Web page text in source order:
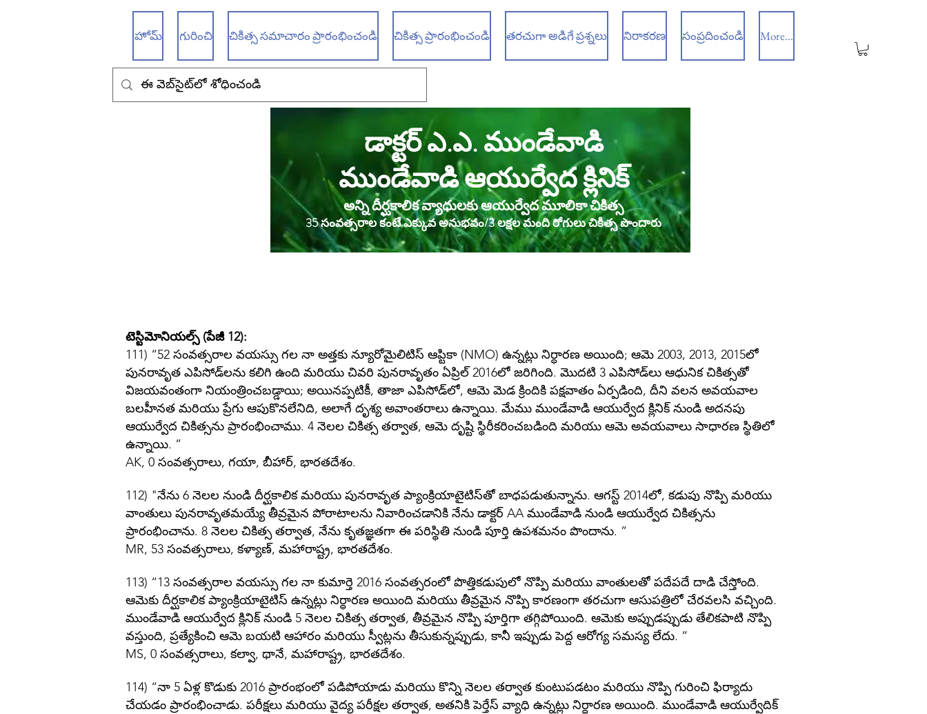
హోమ్ గురించి చికిత్స సమాచారం ప్రారంభించండి చికిత్స ప్రారంభించండి తరచుగా అడిగే ప్రశ్నలు నిరాకరణ సంప్రదించండి More...
డాక్టర్ ఎ.ఎ. ముండేవాడి
ముండేవాడి ఆయుర్వేద క్లినిక్
అన్ని దీర్ఘకాలిక వ్యాధులకు ఆయుర్వేద మూలికా చికిత్స
35 సంవత్సరాల కంటే ఎక్కువ అనుభవం/3 లక్షల మంది రోగులు చికిత్స పొందారు
టెస్టిమోనియల్స్ (పేజీ 12):
111) “52 సంవత్సరాల వయస్సు గల నా అత్తకు న్యూరోమైలిటిస్ ఆప్టికా (NMO) ఉన్నట్లు నిర్ధారణ అయింది; ఆమె 2003, 2013, 2015లో
పునరావృత ఎపిసోడ్‌లను కలిగి ఉంది మరియు చివరి పునరావృతం ఏప్రిల్ 2016లో జరిగింది. మొదటి 3 ఎపిసోడ్‌లు ఆధునిక చికిత్సతో
విజయవంతంగా నియంత్రించబడ్డాయి; అయినప్పటికీ, తాజా ఎపిసోడ్‌లో, ఆమె మెడ క్రిందికి పక్షవాతం ఏర్పడింది, దీని వలన అవయవాల
బలహీనత మరియు ప్రేగు ఆపుకొనలేనిది, అలాగే దృశ్య అవాంతరాలు ఉన్నాయి. మేము ముండేవాడి ఆయుర్వేద క్లినిక్ నుండి అదనపు
ఆయుర్వేద చికిత్సను ప్రారంభించాము. 4 నెలల చికిత్స తర్వాత, ఆమె దృష్టి స్థిరీకరించబడింది మరియు ఆమె అవయవాలు సాధారణ స్థితిలో
ఉన్నాయి. ”
AK, 0 సంవత్సరాలు, గయా, బీహార్, భారతదేశం.
112) "నేను 6 నెలల నుండి దీర్ఘకాలిక మరియు పునరావృత ప్యాంక్రియాటైటిస్‌తో బాధపడుతున్నాను. ఆగస్ట్ 2014లో, కడుపు నొప్పి మరియు
వాంతులు పునరావృతమయ్యే తీవ్రమైన పోరాటాలను నివారించడానికి నేను డాక్టర్ AA ముండేవాడి నుండి ఆయుర్వేద చికిత్సను
ప్రారంభించాను. 8 నెలల చికిత్స తర్వాత, నేను కృతజ్ఞతగా ఈ పరిస్థితి నుండి పూర్తి ఉపశమనం పొందాను. ”
MR, 53 సంవత్సరాలు, కళ్యాణ్, మహారాష్ట్ర, భారతదేశం.
113) “13 సంవత్సరాల వయస్సు గల నా కుమార్తె 2016 సంవత్సరంలో పొత్తికడుపులో నొప్పి మరియు వాంతులతో పదేపదే దాడి చేస్తోంది.
ఆమెకు దీర్ఘకాలిక ప్యాంక్రియాటైటిస్ ఉన్నట్లు నిర్ధారణ అయింది మరియు తీవ్రమైన నొప్పి కారణంగా తరచుగా ఆసుపత్రిలో చేరవలసి వచ్చింది.
ముండేవాడి ఆయుర్వేద క్లినిక్ నుండి 5 నెలల చికిత్స తర్వాత, తీవ్రమైన నొప్పి పూర్తిగా తగ్గిపోయింది. ఆమెకు అప్పుడప్పుడు తేలికపాటి నొప్పి
వస్తుంది, ప్రత్యేకించి ఆమె బయటి ఆహారం మరియు స్వీట్లను తీసుకున్నప్పుడు, కానీ ఇప్పుడు పెద్ద ఆరోగ్య సమస్య లేదు. ”
MS, 0 సంవత్సరాలు, కల్వా, థానే, మహారాష్ట్ర, భారతదేశం.
114) “నా 5 ఏళ్ల కొడుకు 2016 ప్రారంభంలో పడిపోయాడు మరియు కొన్ని నెలల తర్వాత కుంటుపడటం మరియు నొప్పి గురించి ఫిర్యాదు
చేయడం ప్రారంభించాడు. పరీక్షలు మరియు వైద్య పరీక్షల తర్వాత, అతనికి పెర్తేస్ వ్యాధి ఉన్నట్లు నిర్ధారణ అయింది. ముండేవాడి ఆయుర్వేదిక్